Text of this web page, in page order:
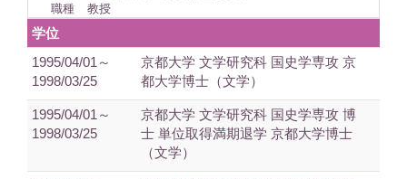
職種
教授
学位
1995/04/01～
1998/03/25
京都大学 文学研究科 国史学専攻 京
都大学博士（文学）
1995/04/01～
1998/03/25
京都大学 文学研究科 国史学専攻 博
士 単位取得満期退学 京都大学博士
（文学）